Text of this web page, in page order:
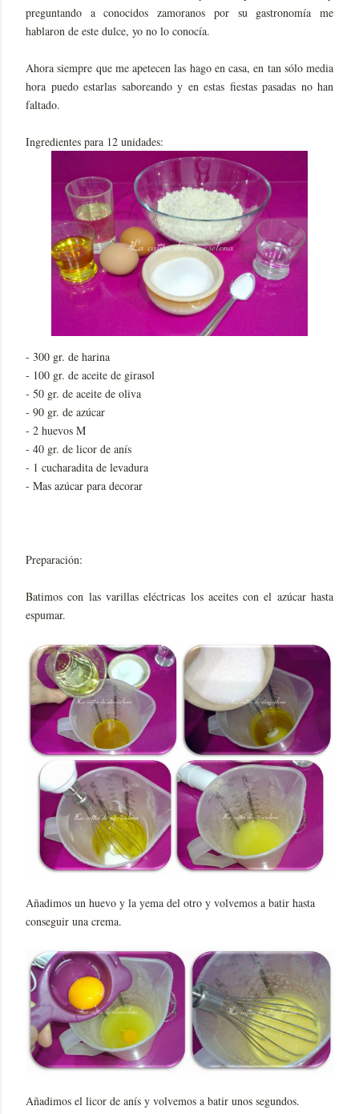
preguntando a conocidos zamoranos por su gastronomía me
hablaron de este dulce, yo no lo conocía.
Ahora siempre que me apetecen las hago en casa, en tan sólo media
hora puedo estarlas saboreando y en estas fiestas pasadas no han
faltado.
Ingredientes para 12 unidades:
- 300 gr. de harina
- 100 gr. de aceite de girasol
- 50 gr. de aceite de oliva
- 90 gr. de azúcar
- 2 huevos M
- 40 gr. de licor de anís
- 1 cucharadita de levadura
- Mas azúcar para decorar
Preparación:
Batimos con las varillas eléctricas los aceites con el azúcar hasta
espumar.
Añadimos un huevo y la yema del otro y volvemos a batir hasta
conseguir una crema.
Añadimos el licor de anís y volvemos a batir unos segundos.